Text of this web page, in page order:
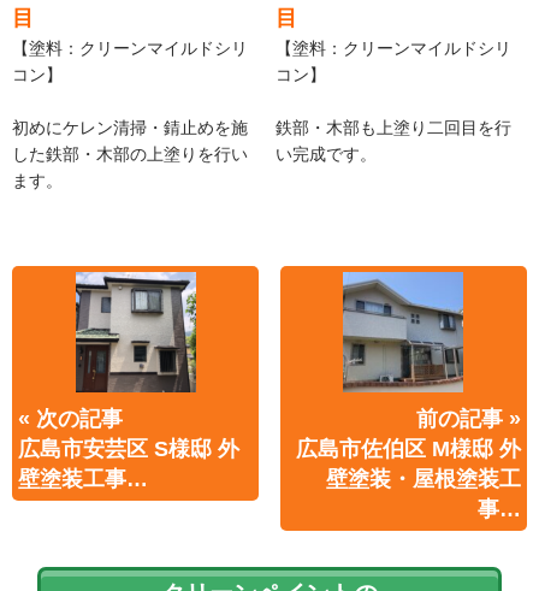
目
【塗料：クリーンマイルドシリ
コン】
初めにケレン清掃・錆止めを施
した鉄部・木部の上塗りを行い
ます。
目
【塗料：クリーンマイルドシリ
コン】
鉄部・木部も上塗り二回目を行
い完成です。
« 次の記事
広島市安芸区 S様邸 外
壁塗装工事…
前の記事 »
広島市佐伯区 M様邸 外
壁塗装・屋根塗装工
事…